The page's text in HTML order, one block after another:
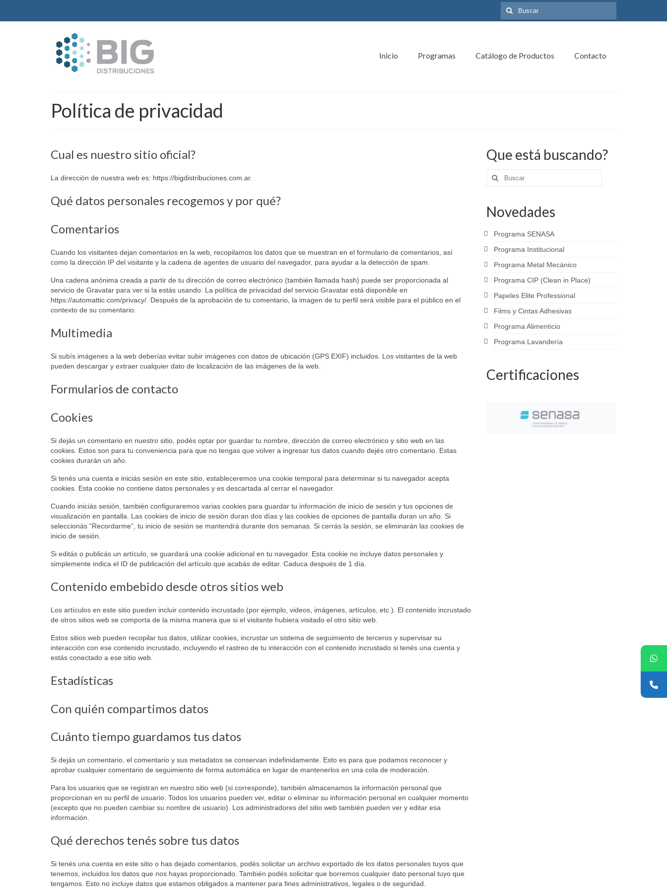
Búsqueda
para:
Inicio Programas Catálogo de Productos Contacto
Política de privacidad
Cual es nuestro sitio oficial?
La dirección de nuestra web es: https://bigdistribuciones.com.ar.
Qué datos personales recogemos y por qué?
Comentarios
Cuando los visitantes dejan comentarios en la web, recopilamos los datos que se muestran en el formulario de comentarios, así
como la dirección IP del visitante y la cadena de agentes de usuario del navegador, para ayudar a la detección de spam.
Una cadena anónima creada a partir de tu dirección de correo electrónico (también llamada hash) puede ser proporcionada al
servicio de Gravatar para ver si la estás usando. La política de privacidad del servicio Gravatar está disponible en
https://automattic.com/privacy/. Después de la aprobación de tu comentario, la imagen de tu perfil será visible para el público en el
contexto de su comentario.
Multimedia
Si subís imágenes a la web deberías evitar subir imágenes con datos de ubicación (GPS EXIF) incluidos. Los visitantes de la web
pueden descargar y extraer cualquier dato de localización de las imágenes de la web.
Formularios de contacto
Cookies
Si dejás un comentario en nuestro sitio, podés optar por guardar tu nombre, dirección de correo electrónico y sitio web en las
cookies. Estos son para tu conveniencia para que no tengas que volver a ingresar tus datos cuando dejés otro comentario. Estas
cookies durarán un año.
Si tenés una cuenta e iniciás sesión en este sitio, estableceremos una cookie temporal para determinar si tu navegador acepta
cookies. Esta cookie no contiene datos personales y es descartada al cerrar el navegador.
Cuando iniciás sesión, también configuraremos varias cookies para guardar tu información de inicio de sesión y tus opciones de
visualización en pantalla. Las cookies de inicio de sesión duran dos días y las cookies de opciones de pantalla duran un año. Si
seleccionás “Recordarme”, tu inicio de sesión se mantendrá durante dos semanas. Si cerrás la sesión, se eliminarán las cookies de
inicio de sesión.
Si editás o publicás un artículo, se guardará una cookie adicional en tu navegador. Esta cookie no incluye datos personales y
simplemente indica el ID de publicación del artículo que acabás de editar. Caduca después de 1 día.
Contenido embebido desde otros sitios web
Los artículos en este sitio pueden incluir contenido incrustado (por ejemplo, videos, imágenes, artículos, etc.). El contenido incrustado
de otros sitios web se comporta de la misma manera que si el visitante hubiera visitado el otro sitio web.
Estos sitios web pueden recopilar tus datos, utilizar cookies, incrustar un sistema de seguimiento de terceros y supervisar su
interacción con ese contenido incrustado, incluyendo el rastreo de tu interacción con el contenido incrustado si tenés una cuenta y
estás conectado a ese sitio web.
Estadísticas
Con quién compartimos datos
Cuánto tiempo guardamos tus datos
Si dejás un comentario, el comentario y sus metadatos se conservan indefinidamente. Esto es para que podamos reconocer y
aprobar cualquier comentario de seguimiento de forma automática en lugar de mantenerlos en una cola de moderación.
Para los usuarios que se registran en nuestro sitio web (si corresponde), también almacenamos la información personal que
proporcionan en su perfil de usuario. Todos los usuarios pueden ver, editar o eliminar su información personal en cualquier momento
(excepto que no pueden cambiar su nombre de usuario). Los administradores del sitio web también pueden ver y editar esa
información.
Qué derechos tenés sobre tus datos
Si tenés una cuenta en este sitio o has dejado comentarios, podés solicitar un archivo exportado de los datos personales tuyos que
tenemos, incluidos los datos que nos hayas proporcionado. También podés solicitar que borremos cualquier dato personal tuyo que
tengamos. Esto no incluye datos que estamos obligados a mantener para fines administrativos, legales o de seguridad.
Que está buscando?
Búsqueda
para:
Novedades
Programa SENASA
Programa Institucional
Programa Metal Mecánico
Programa CIP (Clean in Place)
Papeles Elite Professional
Films y Cintas Adhesivas
Programa Alimenticio
Programa Lavandería
Certificaciones